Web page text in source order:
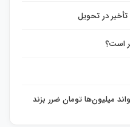
تأخیر در تحویل
است؟